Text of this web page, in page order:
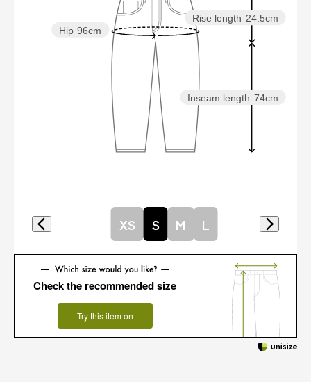
Inseam length 74cm
Rise length 24.5cm
Hip 96cm
XS S M L
Check the recommended size
Try this item on